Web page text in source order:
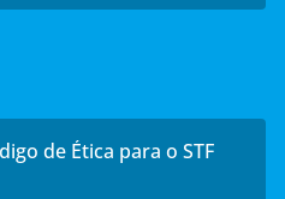
de Ética para o STF